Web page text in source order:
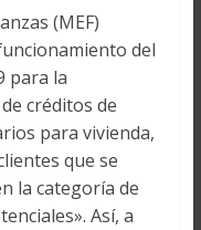
(MEF)
del
para la
créditos de
para vivienda,
que se
la categoría de
Así, a